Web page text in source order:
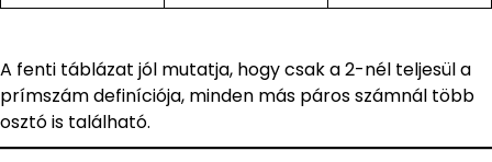
A fenti táblázat jól mutatja, hogy csak a 2-nél teljesül a
prímszám definíciója, minden más páros számnál több
osztó is található.